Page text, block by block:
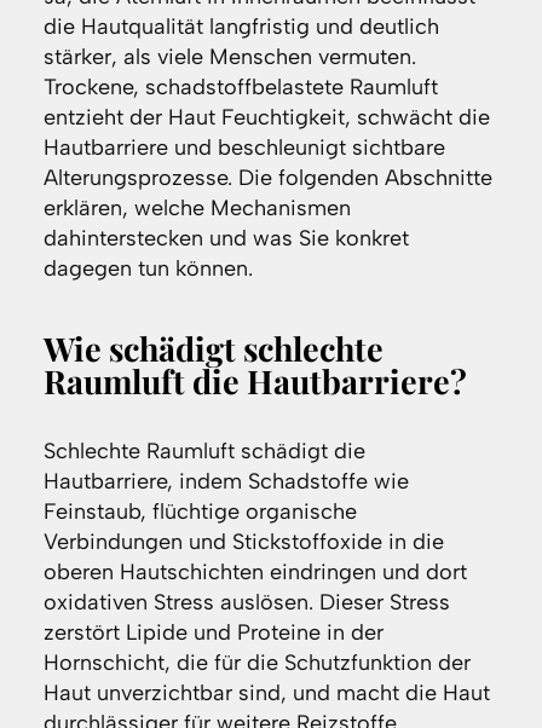
die Hautqualität langfristig und deutlich
stärker, als viele Menschen vermuten.
Trockene, schadstoffbelastete Raumluft
entzieht der Haut Feuchtigkeit, schwächt die
Hautbarriere und beschleunigt sichtbare
Alterungsprozesse. Die folgenden Abschnitte
erklären, welche Mechanismen
dahinterstecken und was Sie konkret
dagegen tun können.
Wie schädigt schlechte
Raumluft die Hautbarriere?
Schlechte Raumluft schädigt die
Hautbarriere, indem Schadstoffe wie
Feinstaub, flüchtige organische
Verbindungen und Stickstoffoxide in die
oberen Hautschichten eindringen und dort
oxidativen Stress auslösen. Dieser Stress
zerstört Lipide und Proteine in der
Hornschicht, die für die Schutzfunktion der
Haut unverzichtbar sind, und macht die Haut